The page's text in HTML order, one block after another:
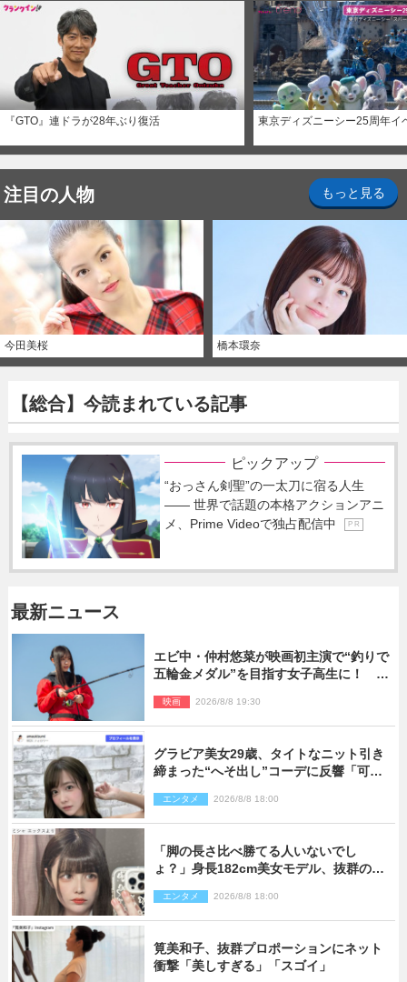
『GTO』連ドラが28年ぶり復活 東京ディズニーシー25周年イ
注目の人物 もっと見る
今田美桜 橋本環奈
【総合】今読まれている記事
ピックアップ
“おっさん剣聖”の一太刀に宿る人生
―― 世界で話題の本格アクションアニ
メ、Prime Videoで独占配信中
P R
最新ニュース
エビ中・仲村悠菜が映画初主演で“釣りで
五輪金メダル”を目指す女子高生に！ 映
映画 2026/8/8 19:30
グラビア美女29歳、タイトなニット引き
締まった“へそ出し”コーデに反響「可愛
エンタメ 2026/8/8 18:00
「脚の長さ比べ勝てる人いないでし
ょ？」身長182cm美女モデル、抜群のプ
エンタメ 2026/8/8 18:00
筧美和子、抜群プロポーションにネット
衝撃「美しすぎる」「スゴイ」